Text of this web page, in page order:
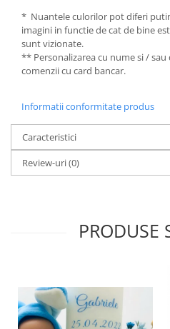
* Nuantele culorilor pot diferi
imagini in functie de cat de bine
sunt vizionate.
** Personalizarea cu nume si / sau
comenzii cu card bancar.
Informatii conformitate produs
Caracteristici
Review-uri(0)
PRODUSE